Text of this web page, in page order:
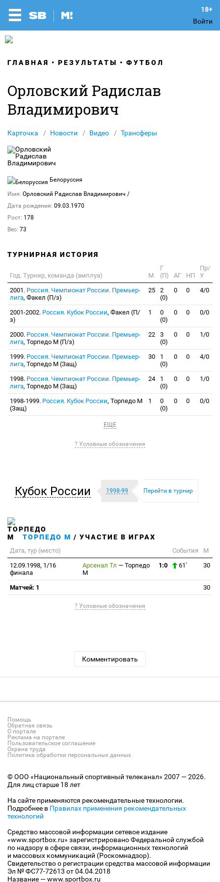
Войти
ГЛАВНАЯ РЕЗУЛЬТАТЫ ФУТБОЛ
Орловский Радислав
Владимирович
Карточка Новости Видео Трансферы
Белоруссия
Имя: Орловский Радислав Владимирович /
Дата рождения: 09.03.1970
Рост: 178
Вес: 73
ТУРНИРНАЯ ИСТОРИЯ
Год. Турнир, команда (амплуа) М
Г
(П)
АГ НП
Пр/
У
2001. Россия. Чемпионат России. Премьер-
лига, Факел (П/з)
25
2
(0)
0 0 4/0
2001-2002. Россия. Кубок России, Факел (П/
з)
1
0
(0)
0 0 0/0
2000. Россия. Чемпионат России. Премьер-
лига, Торпедо М (П/з)
22
3
(0)
0 0 1/0
1999. Россия. Чемпионат России. Премьер-
лига, Торпедо М (Защ)
30
1
(0)
0 0 4/0
1998. Россия. Чемпионат России. Премьер-
лига, Торпедо М (Защ)
24
1
(0)
0 0 1/0
1998-1999. Россия. Кубок России, Торпедо М
(Защ)
1
0
(0)
0 0 0/0
ЕЩЕ
? Условные обозначения
Кубок России 1998-99 Перейти в турнир
ТОРПЕДО М / УЧАСТИЕ В ИГРАХ
Дата, тур (место) События
М
12.09.1998, 1/16
финала
Арсенал Тл — Торпедо
М
1:0 61` 30
Матчей: 1 30
? Условные обозначения
Комментировать
Помощь
Обратная связь
О портале
Реклама на портале
Пользовательское соглашение
Охрана труда
Политика обработки персональных данных
© ООО «Национальный спортивный телеканал» 2007 — 2026.
Для лиц старше 18 лет
На сайте применяются рекомендательные технологии.
Подробнее в Правилах применения рекомендательных
технологий
Средство массовой информации сетевое издание
«www.sportbox.ru» зарегистрировано Федеральной службой
по надзору в сфере связи, информационных технологий
и массовых коммуникаций (Роскомнадзор).
Свидетельство о регистрации средства массовой информации
Эл № ФС77-72613 от 04.04.2018
Название — www.sportbox.ru